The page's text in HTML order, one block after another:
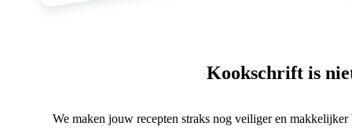
Kookschrift is
We maken jouw recepten straks nog veiliger en